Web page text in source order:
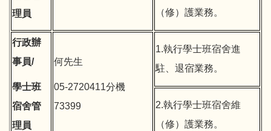
理員
（修）護業務。
行政辦
事員/
學士班
宿舍管
理員
何先生
05-2720411分機
73399
1.執行學士班宿舍進
駐、退宿業務。
2.執行學士班宿舍維
（修）護業務。